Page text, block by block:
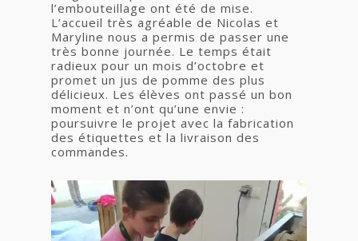
l’embouteillage ont été de mise.
L’accueil très agréable de Nicolas et
Maryline nous a permis de passer une
très bonne journée. Le temps était
radieux pour un mois d’octobre et
promet un jus de pomme des plus
délicieux. Les élèves ont passé un bon
moment et n’ont qu’une envie :
poursuivre le projet avec la fabrication
des étiquettes et la livraison des
commandes.